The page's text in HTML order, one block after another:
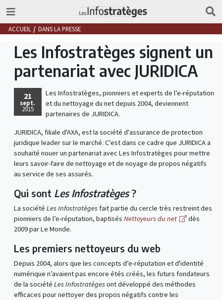
ACCUEIL DANS LA PRESSE
Les Infostratèges signent un
partenariat avec JURIDICA
21
sept.
2015
Les Infostratèges, pionniers et experts de l’e-réputation
et du nettoyage du net depuis 2004, deviennent
partenaires de JURIDICA.
JURIDICA, filiale d'AXA, est la société d'assurance de protection
juridique leader sur le marché. C'est dans ce cadre que JURIDICA a
souhaité nouer un partenariat avec Les Infostratèges pour mettre
leurs savoir-faire de nettoyage et de noyage de propos négatifs
au service de ses assurés.
Qui sont Les Infostratèges?
La société Les Infostratèges fait partie du cercle très restreint des
pionniers de l’e-réputation, baptisés Nettoyeurs du net
dès
2009 par Le Monde.
Les premiers nettoyeurs du web
Depuis 2004, alors que les concepts d’e-réputation et d'identité
numérique n’avaient pas encore étés créés, les futurs fondateurs
de la société Les Infostratèges ont développé des méthodes
efficaces pour nettoyer des propos négatifs contre les